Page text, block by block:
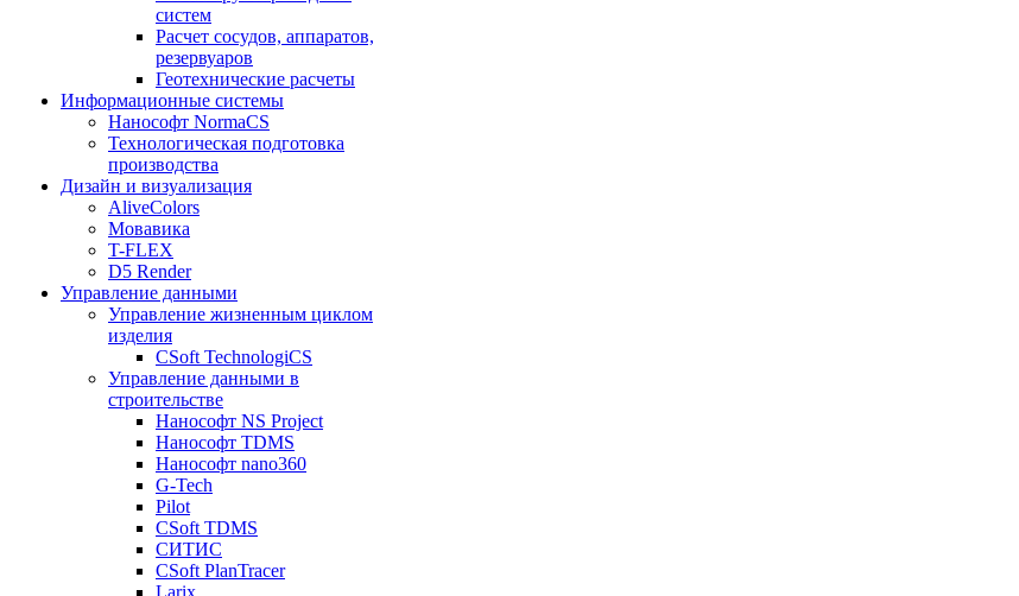
систем
Расчет сосудов, аппаратов,
резервуаров
Геотехнические расчеты
Информационные системы
Нанософт NormaCS
Технологическая подготовка
производства
Дизайн и визуализация
AliveColors
Мовавика
T-FLEX
D5 Render
Управление данными
Управление жизненным циклом
изделия
CSoft TechnologiCS
Управление данными в
строительстве
Нанософт NS Project
Нанософт TDMS
Нанософт nano360
G-Tech
Pilot
CSoft TDMS
СИТИС
CSoft PlanTracer
Larix